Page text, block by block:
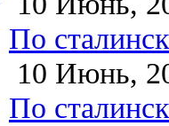
По
10 Июнь,
По